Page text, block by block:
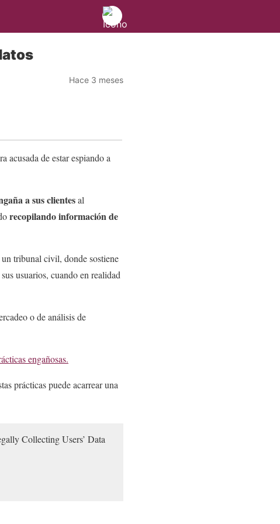
Hace 3 meses
acusada de estar espiando a
a sus clientesal
recopilando información de
un tribunal civil, donde sostiene
usuarios, cuando en realidad
o de análisis de
engañosas.
prácticas puede acarrear una
Collecting Users’ Data